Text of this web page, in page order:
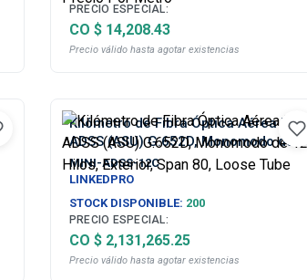
PRECIO ESPECIAL:
CO $ 14,208.43
Precio válido hasta agotar existencias
Kilómetro de Fibra Óptica Aérea Mini
ADSS (ASU) G.652D, Monomodo de
12 Hilos, Exterior, Span 80, Loose
Tube
MINI-ADSS-12C
LINKEDPRO
STOCK DISPONIBLE: 200
PRECIO ESPECIAL:
CO $ 2,131,265.25
Precio válido hasta agotar existencias